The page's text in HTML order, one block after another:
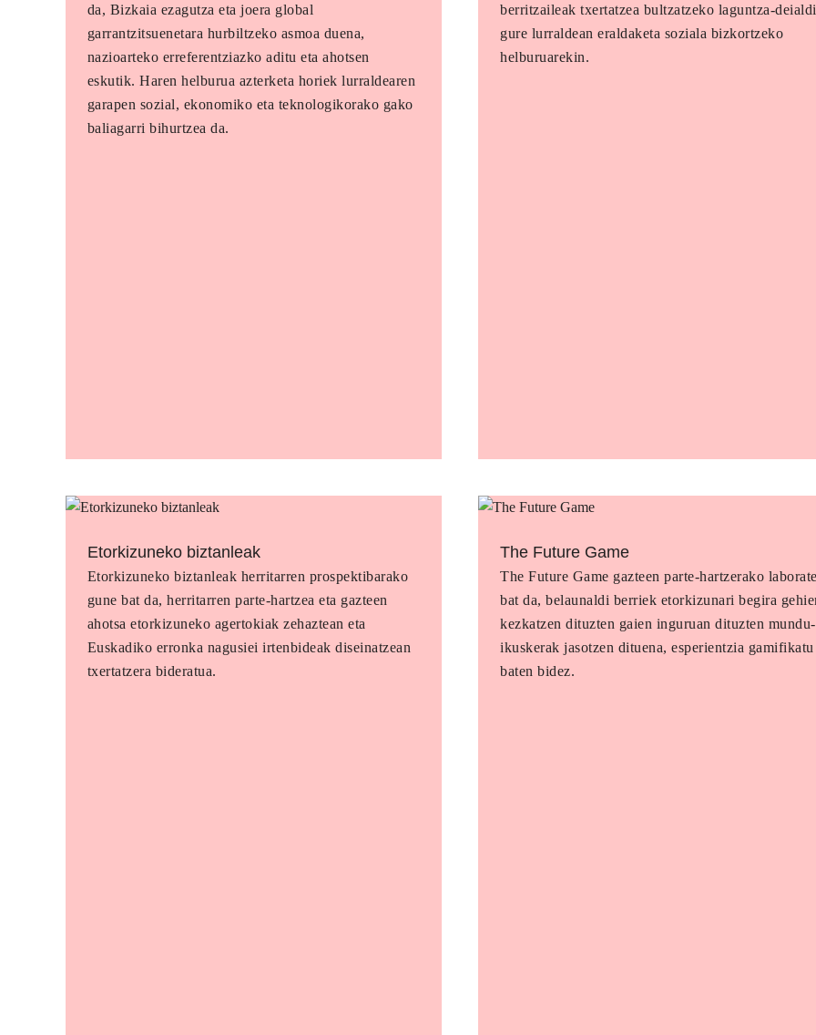
da, Bizkaia ezagutza eta joera global
garrantzitsuenetara hurbiltzeko asmoa duena,
nazioarteko erreferentziazko aditu eta ahotsen
eskutik. Haren helburua azterketa horiek lurraldearen
garapen sozial, ekonomiko eta teknologikorako gako
baliagarri bihurtzea da.
berritzaileak txertatzea bultzatzeko laguntza-
gure lurraldean eraldaketa soziala bizkortzeko
helburuarekin.
Etorkizuneko biztanleak
Etorkizuneko biztanleak herritarren prospektibarako
gune bat da, herritarren parte-hartzea eta gazteen
ahotsa etorkizuneko agertokiak zehaztean eta
Euskadiko erronka nagusiei irtenbideak diseinatzean
txertatzera bideratua.
The Future Game
The Future Game gazteen parte-hartzerako
bat da, belaunaldi berriek etorkizunari begira
kezkatzen dituzten gaien inguruan dituzten mundu-
ikuskerak jasotzen dituena, esperientzia gamifikatu
baten bidez.